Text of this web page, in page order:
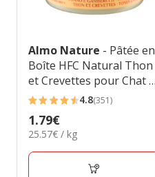
Almo Nature - Pâtée en
Boîte HFC Natural Thon
et Crevettes pour Chat -
70g
4.8
étoiles
avec
351
4.8(351)
Prix
1.79€
1.79€
25.57€
Kg
25.57€ / kg